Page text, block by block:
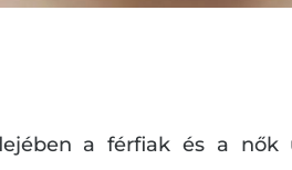
a férfiak és a